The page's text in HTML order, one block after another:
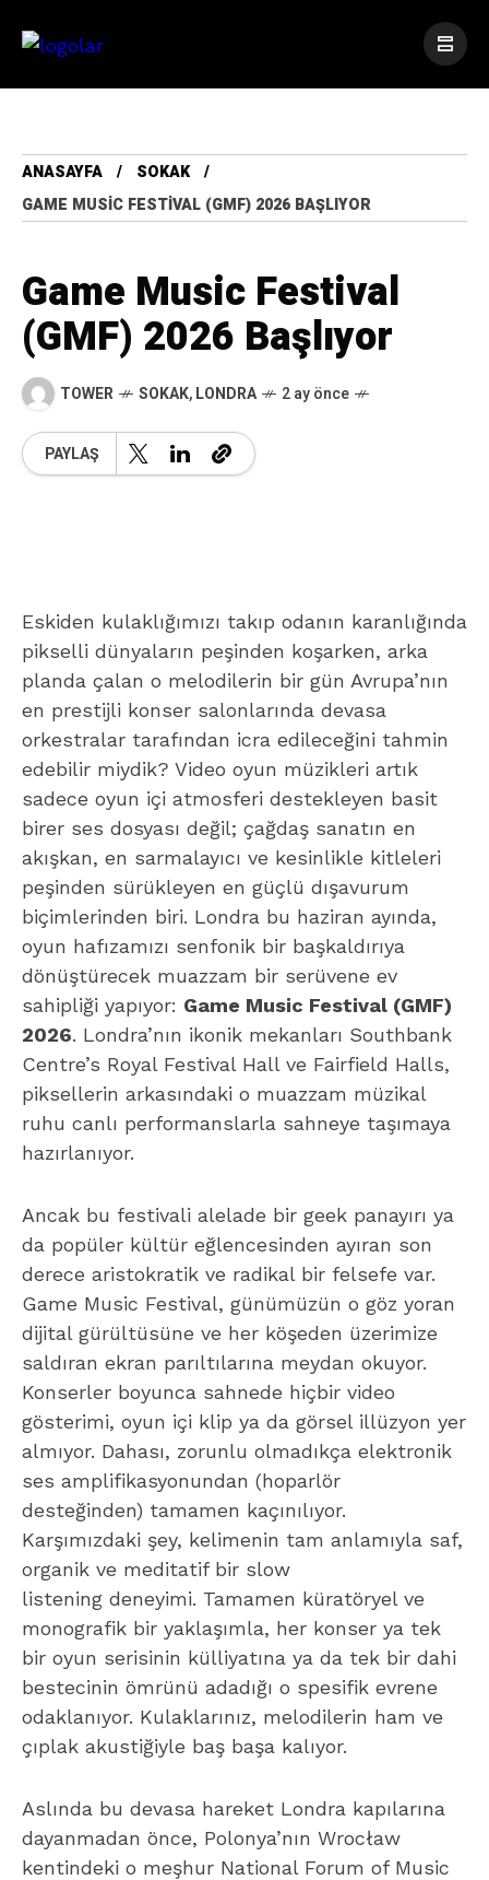
ANASAYFA
SOKAK
GAME MUSIC FESTIVAL (GMF) 2026 BAŞLIYOR
Game Music Festival
(GMF) 2026 Başlıyor
TOWER SOKAK,LONDRA 2 ay önce
PAYLAŞ
Eskiden kulaklığımızı takıp odanın karanlığında
pikselli dünyaların peşinden koşarken, arka
planda çalan o melodilerin bir gün Avrupa’nın
en prestijli konser salonlarında devasa
orkestralar tarafından icra edileceğini tahmin
edebilir miydik? Video oyun müzikleri artık
sadece oyun içi atmosferi destekleyen basit
birer ses dosyası değil; çağdaş sanatın en
akışkan, en sarmalayıcı ve kesinlikle kitleleri
peşinden sürükleyen en güçlü dışavurum
biçimlerinden biri. Londra bu haziran ayında,
oyun hafızamızı senfonik bir başkaldırıya
dönüştürecek muazzam bir serüvene ev
sahipliği yapıyor: Game Music Festival (GMF)
2026. Londra’nın ikonik mekanları Southbank
Centre’s Royal Festival Hall ve Fairfield Halls,
piksellerin arkasındaki o muazzam müzikal
ruhu canlı performanslarla sahneye taşımaya
hazırlanıyor.
Ancak bu festivali alelade bir geek panayırı ya
da popüler kültür eğlencesinden ayıran son
derece aristokratik ve radikal bir felsefe var.
Game Music Festival, günümüzün o göz yoran
dijital gürültüsüne ve her köşeden üzerimize
saldıran ekran parıltılarına meydan okuyor.
Konserler boyunca sahnede hiçbir video
gösterimi, oyun içi klip ya da görsel illüzyon yer
almıyor. Dahası, zorunlu olmadıkça elektronik
ses amplifikasyonundan (hoparlör
desteğinden) tamamen kaçınılıyor.
Karşımızdaki şey, kelimenin tam anlamıyla saf,
organik ve meditatif bir slow
listening deneyimi. Tamamen küratöryel ve
monografik bir yaklaşımla, her konser ya tek
bir oyun serisinin külliyatına ya da tek bir dahi
bestecinin ömrünü adadığı o spesifik evrene
odaklanıyor. Kulaklarınız, melodilerin ham ve
çıplak akustiğiyle baş başa kalıyor.
Aslında bu devasa hareket Londra kapılarına
dayanmadan önce, Polonya’nın Wrocław
kentindeki o meşhur National Forum of Music